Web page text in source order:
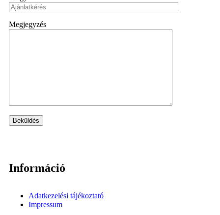
Megjegyzés
Információ
Adatkezelési tájékoztató
Impressum